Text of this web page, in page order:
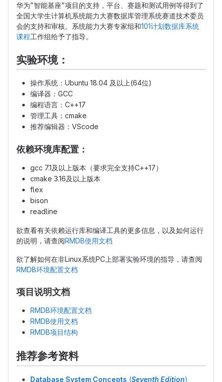
华为”智能基座”项目的支持，平台、赛题和测试用例等得到了
全国大学生计算机系统能力大赛数据库管理系统赛道技术委员
会的支持和审核。系统能力大赛专家组和101计划数据库系统
课程工作组给予了指导。
实验环境：
操作系统：Ubuntu 18.04 及以上(64位)
编译器：GCC
编程语言：C++17
管理工具：cmake
推荐编辑器：VScode
依赖环境库配置：
gcc 7.1及以上版本（要求完全支持C++17）
cmake 3.16及以上版本
flex
bison
readline
欲查看有关依赖运行库和编译工具的更多信息，以及如何运行
的说明，请查阅RMDB使用文档
欲了解如何在非Linux系统PC上部署实验环境的指导，请查阅
RMDB环境配置文档
项目说明文档
RMDB环境配置文档
RMDB使用文档
RMDB项目结构
推荐参考资料
Database System Concepts (Seventh Edition)